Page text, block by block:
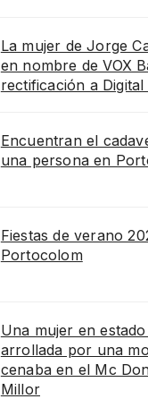
La mujer de Jorge
en nombre de VOX
rectificación a
Encuentran el
una persona en
Fiestas de verano
Portocolom
Una mujer en
arrollada por una
cenaba en el Mc
Millor